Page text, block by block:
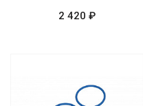
2 420 ₽